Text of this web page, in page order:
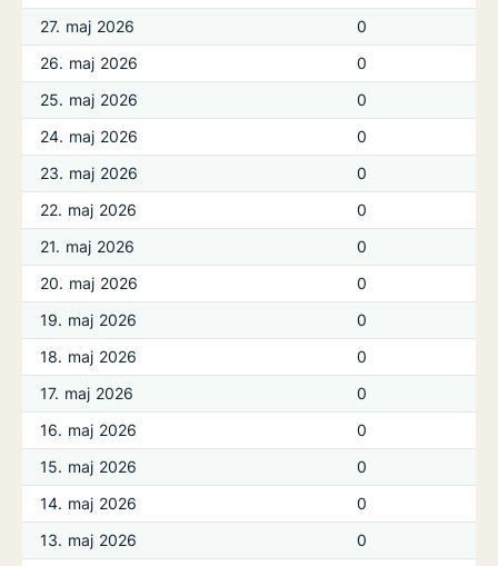
27. maj 2026
0
26. maj 2026
0
25. maj 2026
0
24. maj 2026
0
23. maj 2026
0
22. maj 2026
0
21. maj 2026
0
20. maj 2026
0
19. maj 2026
0
18. maj 2026
0
17. maj 2026
0
16. maj 2026
0
15. maj 2026
0
14. maj 2026
0
13. maj 2026
0